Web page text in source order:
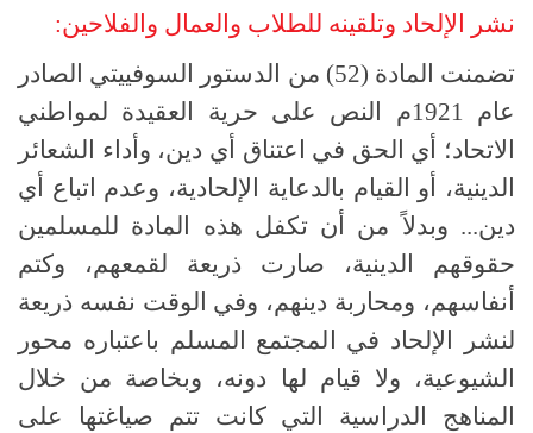
نشر الإلحاد وتلقينه للطلاب والعمال والفلاحين:
تضمنت المادة (52) من الدستور السوفييتي الصادر
عام 1921م النص على حرية العقيدة لمواطني
الاتحاد؛ أي الحق في اعتناق أي دين، وأداء الشعائر
الدينية، أو القيام بالدعاية الإلحادية، وعدم اتباع أي
دين... وبدلاً من أن تكفل هذه المادة للمسلمين
حقوقهم الدينية، صارت ذريعة لقمعهم، وكتم
أنفاسهم، ومحاربة دينهم، وفي الوقت نفسه ذريعة
لنشر الإلحاد في المجتمع المسلم باعتباره محور
الشيوعية، ولا قيام لها دونه، وبخاصة من خلال
المناهج الدراسية التي كانت تتم صياغتها على